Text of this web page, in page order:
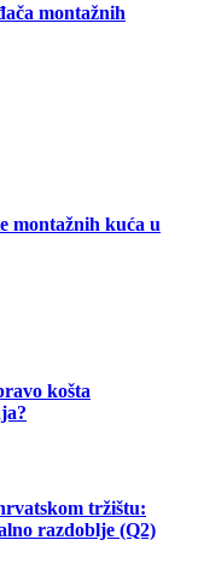
montažnih
montažnih kuća u
košta
tržištu:
razdoblje (Q2)